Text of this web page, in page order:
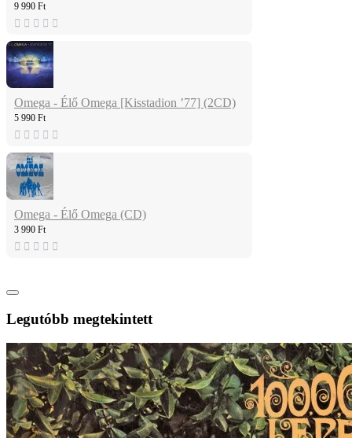
9 990 Ft
Omega - Élő Omega [Kisstadion ’77] (2CD)
5 990 Ft
Omega - Élő Omega (CD)
3 990 Ft
Legutóbb megtekintett